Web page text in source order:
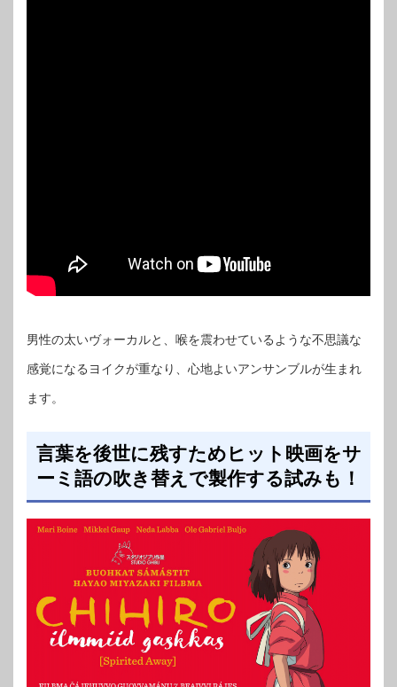
男性の太いヴォーカルと、喉を震わせているような不思議な
感覚になるヨイクが重なり、心地よいアンサンブルが生まれ
ます。
言葉を後世に残すためヒット映画をサ
ーミ語の吹き替えで製作する試みも！